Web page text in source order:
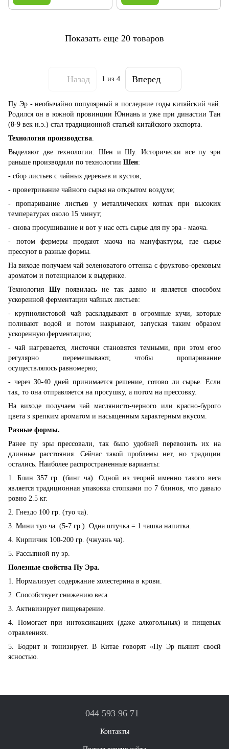
Показать еще 20 товаров
Назад 1 из 4 Вперед
Пу Эр - необычайно популярный в последние годы китайский чай.
Родился он в южной провинции Юннань и уже при династии Тан
(8-9 век н.э.) стал традиционной статьей китайского экспорта.
Технология производства.
Выделяют две технологии: Шен и Шу. Исторически все пу эри
раньше производили по технологии Шен:
- сбор листьев с чайных деревьев и кустов;
- проветривание чайного сырья на открытом воздухе;
- пропаривание листьев у металлических котлах при высоких
температурах около 15 минут;
- снова просушивание и вот у нас есть сырье для пу эра - маоча.
- потом фермеры продают маоча на мануфактуры, где сырье
прессуют в разные формы.
На виходе получаем чай зеленоватого оттенка с фруктово-ореховым
ароматом и потенциалом к выдержке.
Технология Шу появилась не так давно и является способом
ускоренной ферментации чайных листьев:
- крупнолистовой чай раскладывают в огромные кучи, которые
поливают водой и потом накрывают, запуская таким образом
ускоренную ферментацию;
- чай нагревается, листочки становятся темными, при этом егоо
регулярно перемешывают, чтобы пропаривание
осуществлялось равномерно;
- через 30-40 дней принимается решение, готово ли сырье. Если
так, то она отправляется на просушку, а потом на прессовку.
На виходе получаем чай маслянисто-черного или красно-бурого
цвета з крепким ароматом и насыщенным характерным вкусом.
Разные формы.
Ранее пу эры прессовали, так было удобней перевозить их на
длинные расстояния. Сейчас такой проблемы нет, но традиции
остались. Наиболее распространенные варианты:
1. Блин 357 гр. (бинг ча). Одной из теорий именно такого веса
является традиционная упаковка стопками по 7 блинов, что давало
ровно 2.5 кг.
2. Гнездо 100 гр. (туо ча).
3. Мини туо ча (5-7 гр.). Одна штучка = 1 чашка напитка.
4. Кирпичик 100-200 гр. (чжуань ча).
5. Рассыпной пу эр.
Полезные свойства Пу Эра.
1. Нормализует содержание холестерина в крови.
2. Способствует снижению веса.
3. Активизирует пищеварение.
4. Помогает при интоксикациях (даже алкогольных) и пищевых
отравлениях.
5. Бодрит и тонизирует. В Китае говорят «Пу Эр пьянит своєй
ясностью.
044 593 96 71
Контакты